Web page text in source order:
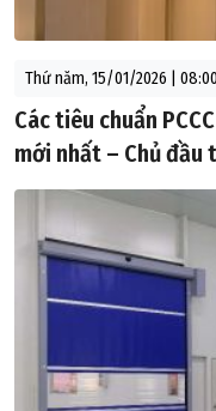
Thứ năm, 15/01/2026 | 08:00
Các tiêu chuẩn
mới nhất – Chủ